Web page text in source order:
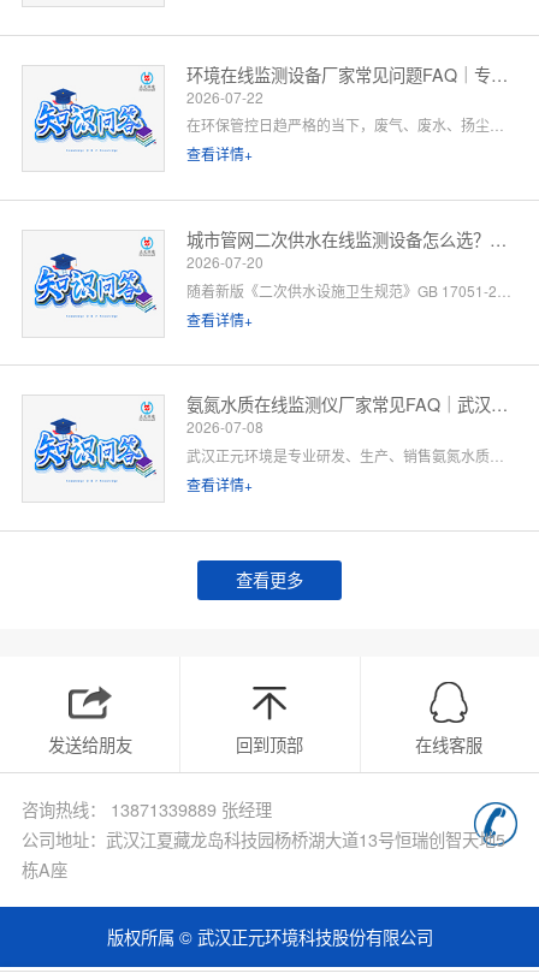
环境在线监测设备厂家常见问题FAQ｜专业厂家答疑解惑
2026-07-22
在环保管控日趋严格的当下，废气、废水、扬尘、噪声等环境在线监测设备已成为工矿企业、园区、市政工程必备的合规配套设施。很多客户在选型、合作、安装运维过程中，常会遇到厂家资质、设备精度、数据联网、售后保障等各类问题。 作为专业环境在线监测设备源头厂家，我们深耕环境监测领域多年，拥有自主研发、生产、销售、运维全链条服务能力。下面针对行业高频咨询问题，整理系统化FAQ答疑，一站式解决您的合作与选型顾虑。 一、厂家实力与资质相关问题
查看详情+
城市管网二次供水在线监测设备怎么选？水务单位高频 FAQ
2026-07-20
查看详情+
氨氮水质在线监测仪厂家常见FAQ｜武汉正元环境专业解答
2026-07-08
查看详情+
查看更多
发送给朋友 回到顶部 在线客服
咨询热线： 13871339889 张经理
公司地址：武汉江夏藏龙岛科技园杨桥湖大道13号恒瑞创智天地5
栋A座
版权所属 © 武汉正元环境科技股份有限公司